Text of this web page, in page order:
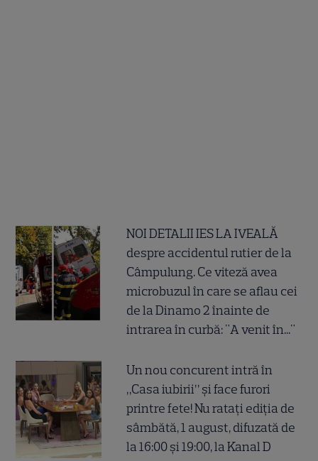
NOI DETALII IES LA IVEALĂ
despre accidentul rutier de la
Câmpulung. Ce viteză avea
microbuzul în care se aflau cei
de la Dinamo 2 înainte de
intrarea în curbă: "A venit în..."
Un nou concurent intră în
„Casa iubirii” și face furori
printre fete! Nu ratați ediția de
sâmbătă, 1 august, difuzată de
la 16:00 și 19:00, la Kanal D